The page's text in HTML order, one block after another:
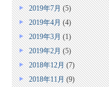
2019年7月(5)
2019年4月(4)
2019年3月(1)
2019年2月(5)
2018年12月(7)
2018年11月(9)